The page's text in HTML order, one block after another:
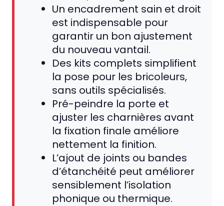
Un encadrement sain et droit
est indispensable pour
garantir un bon ajustement
du nouveau vantail.
Des kits complets simplifient
la pose pour les bricoleurs,
sans outils spécialisés.
Pré-peindre la porte et
ajuster les charnières avant
la fixation finale améliore
nettement la finition.
L’ajout de joints ou bandes
d’étanchéité peut améliorer
sensiblement l’isolation
phonique ou thermique.